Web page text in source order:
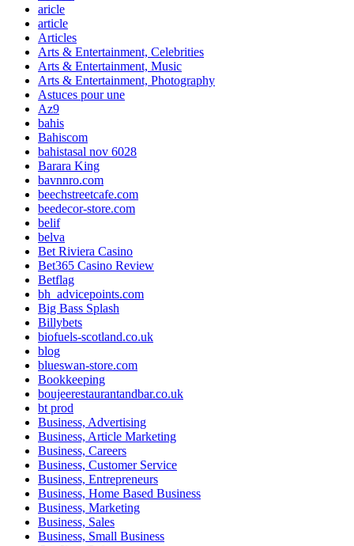
aricle
article
Articles
Arts & Entertainment, Celebrities
Arts & Entertainment, Music
Arts & Entertainment, Photography
Astuces pour une
Az9
bahis
Bahiscom
bahistasal nov 6028
Barara King
bavnnro.com
beechstreetcafe.com
beedecor-store.com
belif
belva
Bet Riviera Casino
Bet365 Casino Review
Betflag
bh_advicepoints.com
Big Bass Splash
Billybets
biofuels-scotland.co.uk
blog
blueswan-store.com
Bookkeeping
boujeerestaurantandbar.co.uk
bt prod
Business, Advertising
Business, Article Marketing
Business, Careers
Business, Customer Service
Business, Entrepreneurs
Business, Home Based Business
Business, Marketing
Business, Sales
Business, Small Business